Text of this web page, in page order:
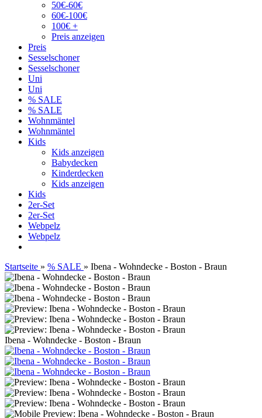
50€-60€
60€-100€
100€ +
Preis anzeigen
Preis
Sesselschoner
Sesselschoner
Uni
Uni
% SALE
% SALE
Wohnmäntel
Wohnmäntel
Kids
Kids anzeigen
Babydecken
Kinderdecken
Kids anzeigen
Kids
2er-Set
2er-Set
Webpelz
Webpelz
Startseite » % SALE » Ibena - Wohndecke - Boston - Braun
Ibena - Wohndecke - Boston - Braun